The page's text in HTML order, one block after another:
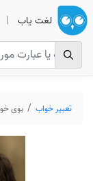
لغت یاب |
تعبیر خواب بوی